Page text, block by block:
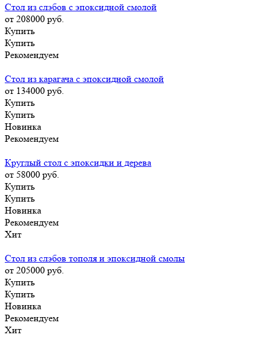
Стол из слэбов с эпоксидной смолой
от 208000 руб.
Купить
Купить
Рекомендуем
Стол из карагача с эпоксидной смолой
от 134000 руб.
Купить
Купить
Новинка
Рекомендуем
Круглый стол с эпоксидки и дерева
от 58000 руб.
Купить
Купить
Новинка
Рекомендуем
Хит
Стол из слэбов тополя и эпоксидной смолы
от 205000 руб.
Купить
Купить
Новинка
Рекомендуем
Хит